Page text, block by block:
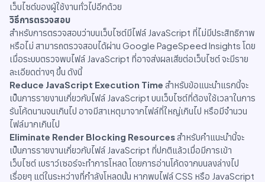
เว็บไซต์ของผู้ใช้งานทั่วไปอีกด้วย
วิธีการตรวจสอบ
สำหรับการตรวจสอบว่าบนเว็บไซต์มีไฟล์ JavaScript ที่ไม่มีประสิทธิภาพ
หรือไม่ สามารถตรวจสอบได้ผ่าน Google PageSpeed Insights โดย
เมื่อระบบตรวจพบไฟล์ JavaScript ที่อาจส่งผลเสียต่อเว็บไซต์ จะมีราย
ละเอียดต่างๆ ขึ้น ดังนี้
Reduce JavaScript Execution Time สำหรับข้อแนะนำแรกนี้จะ
เป็นการรายงานเกี่ยวกับไฟล์ JavaScript บนเว็บไซต์ที่ต้องใช้เวลาในการ
รันโค้ดนานจนเกินไป อาจมีสาเหตุมาจากไฟล์ที่ใหญ่เกินไป หรือมีจำนวน
ไฟล์มากเกินไป
Eliminate Render Blocking Resourcesสำหรับคำแนะนำนี้จะ
เป็นการรายงานเกี่ยวกับไฟล์ JavaScript ที่ปกติแล้วเมื่อมีการเข้า
เว็บไซต์ เบราว์เซอร์จะทำการโหลด โดยการอ่านโค้ดจากบนลงล่างไป
เรื่อยๆ แต่ในระหว่างที่กำลังโหลดนั้น หากพบไฟล์ CSS หรือ JavaScript